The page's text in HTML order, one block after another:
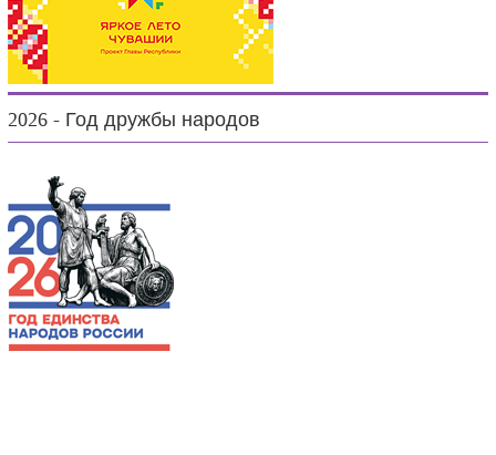
2026 - Год дружбы народов